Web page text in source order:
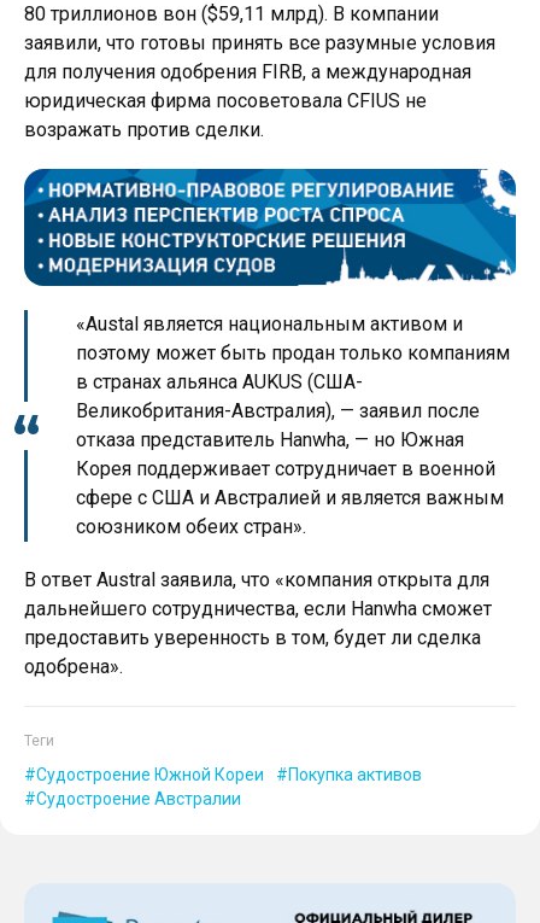
80 триллионов вон ($59,11 млрд). В компании
заявили, что готовы принять все разумные условия
для получения одобрения FIRB, а международная
юридическая фирма посоветовала CFIUS не
возражать против сделки.
«Austal является национальным активом и
поэтому может быть продан только компаниям
в странах альянса AUKUS (США-
Великобритания-Австралия), — заявил после
отказа представитель Hanwha, — но Южная
Корея поддерживает сотрудничает в военной
сфере с США и Австралией и является важным
союзником обеих стран».
В ответ Austral заявила, что «компания открыта для
дальнейшего сотрудничества, если Hanwha сможет
предоставить уверенность в том, будет ли сделка
одобрена».
Теги
Судостроение Южной Кореи
Покупка активов
Судостроение Австралии